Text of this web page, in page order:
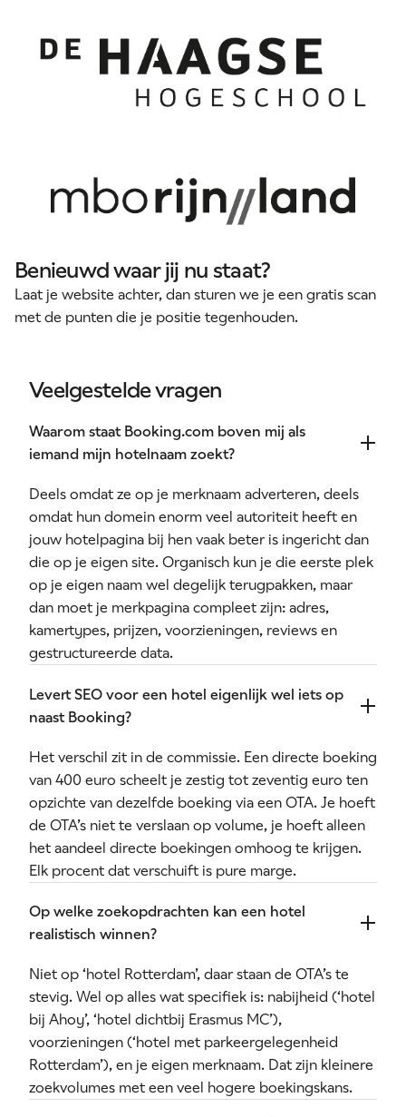
Benieuwd waar jij nu staat?
Laat je website achter, dan sturen we je een gratis scan
met de punten die je positie tegenhouden.
Veelgestelde vragen
Waarom staat Booking.com boven mij als
iemand mijn hotelnaam zoekt?
Deels omdat ze op je merknaam adverteren, deels
omdat hun domein enorm veel autoriteit heeft en
jouw hotelpagina bij hen vaak beter is ingericht dan
die op je eigen site. Organisch kun je die eerste plek
op je eigen naam wel degelijk terugpakken, maar
dan moet je merkpagina compleet zijn: adres,
kamertypes, prijzen, voorzieningen, reviews en
gestructureerde data.
Levert SEO voor een hotel eigenlijk wel iets op
naast Booking?
Het verschil zit in de commissie. Een directe boeking
van 400 euro scheelt je zestig tot zeventig euro ten
opzichte van dezelfde boeking via een OTA. Je hoeft
de OTA’s niet te verslaan op volume, je hoeft alleen
het aandeel directe boekingen omhoog te krijgen.
Elk procent dat verschuift is pure marge.
Op welke zoekopdrachten kan een hotel
realistisch winnen?
Niet op ‘hotel Rotterdam’, daar staan de OTA’s te
stevig. Wel op alles wat specifiek is: nabijheid (‘hotel
bij Ahoy’, ‘hotel dichtbij Erasmus MC’),
voorzieningen (‘hotel met parkeergelegenheid
Rotterdam’), en je eigen merknaam. Dat zijn kleinere
zoekvolumes met een veel hogere boekingskans.